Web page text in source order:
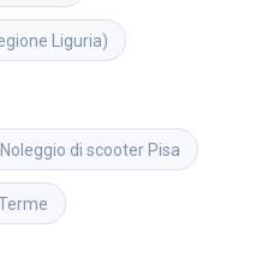
Liguria)
Noleggio di scooter Pisa